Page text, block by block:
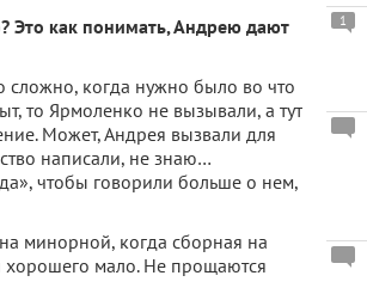
Это как понимать, Андрею дают
когда нужно было во что
то Ярмоленко не вызывали, а тут
Может, Андрея вызвали для
написали, не знаю…
чтобы говорили больше о нем,
минорной, когда сборная на
хорошего мало. Не прощаются
1